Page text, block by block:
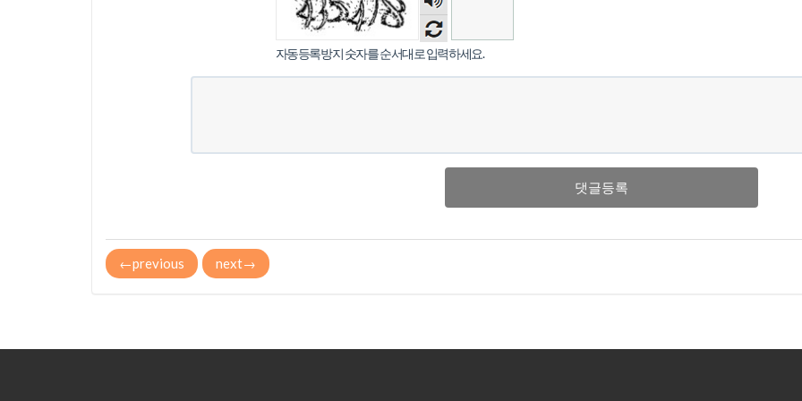
음성
듣기
자동등록방지 숫자를 순서대로 입력하세요.
댓글등록
←previous next→